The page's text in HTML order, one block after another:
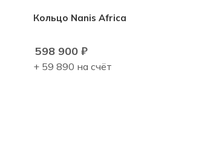
Кольцо Nanis Africa
598 900 ₽
+ 59 890 на счёт